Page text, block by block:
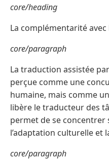
core/heading
La complémentarité
core/paragraph
La traduction assistée
perçue comme une
humaine, mais comme
libère le traducteur des
permet de se concentrer
l’adaptation culturelle et
core/paragraph